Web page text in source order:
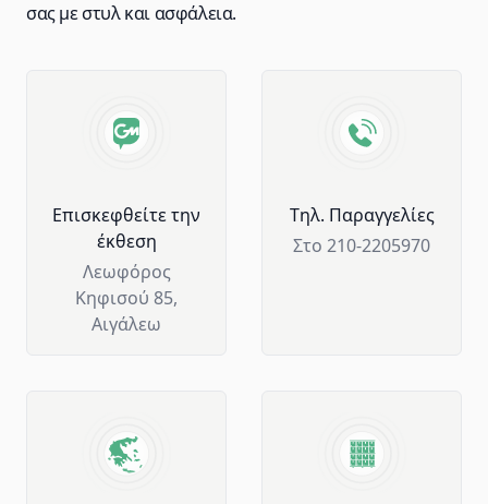
σας με στυλ και ασφάλεια.
Επισκεφθείτε την
έκθεση
Λεωφόρος
Κηφισού 85,
Αιγάλεω
Tηλ. Παραγγελίες
Στο 210-2205970